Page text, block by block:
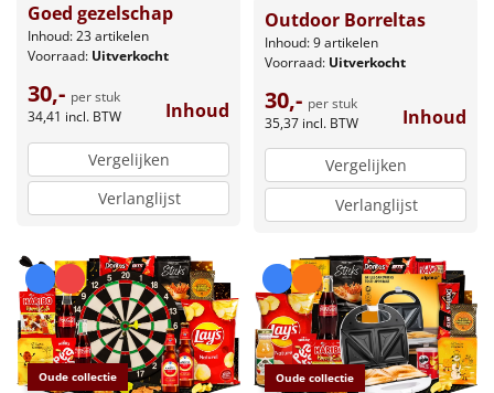
Goed gezelschap
Inhoud: 23 artikelen
Voorraad: Uitverkocht
30,- per stuk
34,41 incl. BTW Inhoud
Vergelijken
Verlanglijst
Outdoor Borreltas
Inhoud: 9 artikelen
Voorraad: Uitverkocht
30,- per stuk
35,37 incl. BTW Inhoud
Vergelijken
Verlanglijst
Oude collectie Oude collectie